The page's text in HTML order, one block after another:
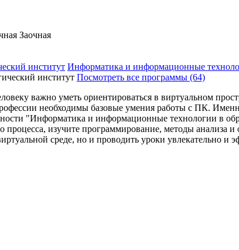
Заочная
институт Информатика и информационные
Посмотреть все программы (64)
важно уметь ориентироваться в виртуальном
необходимы базовые умения работы с ПК.
"Информатика и информационные технологии в
процесса, изучите программирование, методы
среде, но и проводить уроки увлекательно и